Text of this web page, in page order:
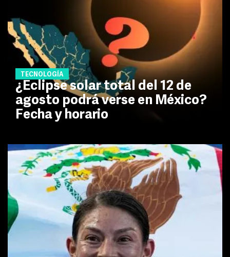
TECNOLOGÍA
¿Eclipse solar total del 12 de
agosto podrá verse en México?
Fecha y horario